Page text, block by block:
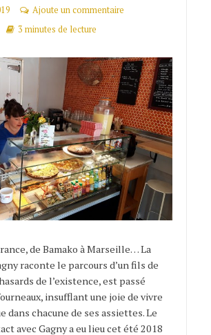
Ajoute un commentaire
3 minutes de lecture
de Bamako à Marseille… La
raconte le parcours d’un fils de
de l’existence, est passé
insufflant une joie de vivre
dans chacune de ses assiettes. Le
avec Gagny a eu lieu cet été 2018